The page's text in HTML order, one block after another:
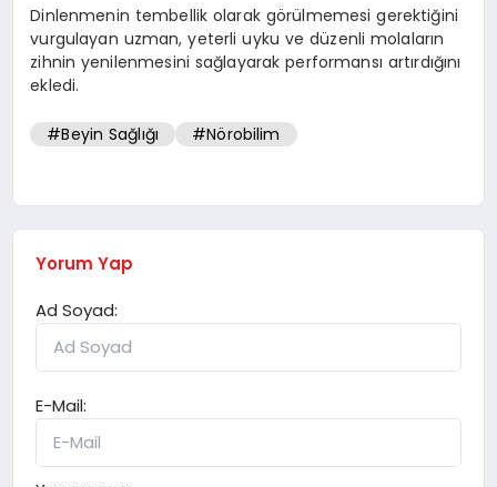
Dinlenmenin tembellik olarak görülmemesi gerektiğini
vurgulayan uzman, yeterli uyku ve düzenli molaların
zihnin yenilenmesini sağlayarak performansı artırdığını
ekledi.
#Beyin Sağlığı #Nörobilim
Yorum Yap
Ad Soyad:
E-Mail: